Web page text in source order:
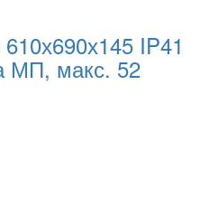
IP41
МП, макс. 52